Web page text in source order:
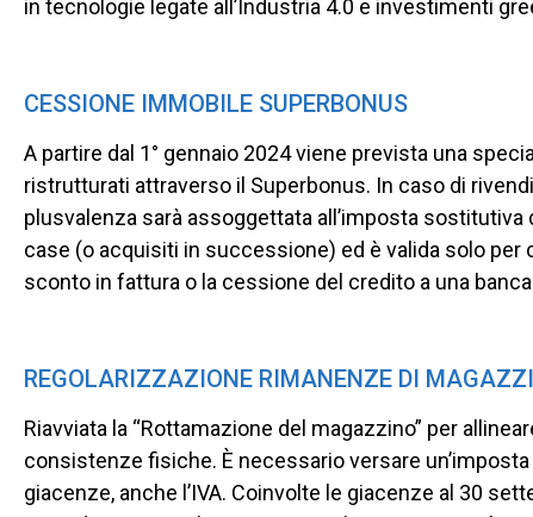
in tecnologie legate all’Industria 4.0 e investimenti
CESSIONE IMMOBILE SUPERBONUS
A partire dal 1° gennaio 2024 viene prevista una
ristrutturati attraverso il Superbonus. In caso di
plusvalenza sarà assoggettata all’imposta
case (o acquisiti in successione) ed è valida solo
sconto in fattura o la cessione del credito a una
REGOLARIZZAZIONE RIMANENZE DI
Riavviata la “Rottamazione del magazzino” per
consistenze fisiche. È necessario versare
giacenze, anche l’IVA. Coinvolte le giacenze al 30